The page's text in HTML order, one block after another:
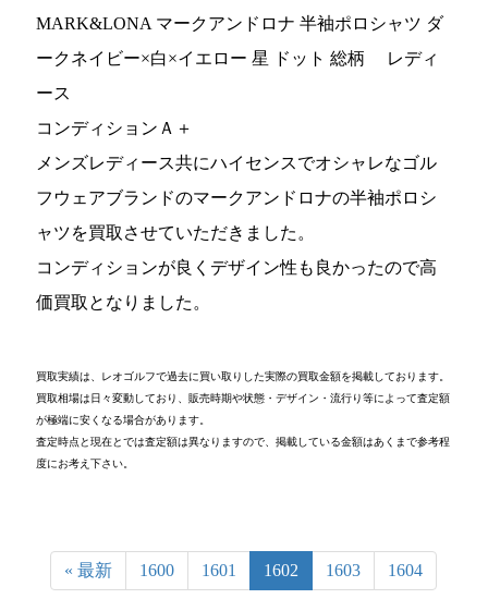
MARK&LONA マークアンドロナ 半袖ポロシャツ ダ
ークネイビー×白×イエロー 星 ドット 総柄 レディ
ース
コンディションＡ＋
メンズレディース共にハイセンスでオシャレなゴル
フウェアブランドのマークアンドロナの半袖ポロシ
ャツを買取させていただきました。
コンディションが良くデザイン性も良かったので高
価買取となりました。
買取実績は、レオゴルフで過去に買い取りした実際の買取金額を掲載しております。
買取相場は日々変動しており、販売時期や状態・デザイン・流行り等によって査定額
が極端に安くなる場合があります。
査定時点と現在とでは査定額は異なりますので、掲載している金額はあくまで参考程
度にお考え下さい。
« 最新 1600 1601 1602 1603 1604